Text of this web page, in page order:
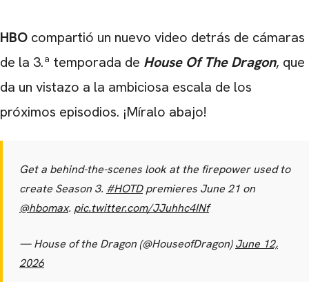
HBO compartió un nuevo video detrás de cámaras
de la 3.ª temporada de House Of The Dragon, que
da un vistazo a la ambiciosa escala de los
próximos episodios. ¡Míralo abajo!
Get a behind-the-scenes look at the firepower used to
create Season 3. #HOTDpremieres June 21 on
@hbomax. pic.twitter.com/JJuhhc4INf
— House of the Dragon (@HouseofDragon)June 12,
2026